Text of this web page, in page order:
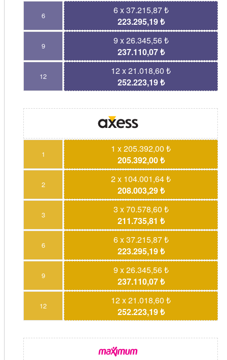
6
6 x 37.215,87 ₺
223.295,19 ₺
9
9 x 26.345,56 ₺
237.110,07 ₺
12
12 x 21.018,60 ₺
252.223,19 ₺
1
1 x 205.392,00 ₺
205.392,00 ₺
2
2 x 104.001,64 ₺
208.003,29 ₺
3
3 x 70.578,60 ₺
211.735,81 ₺
6
6 x 37.215,87 ₺
223.295,19 ₺
9
9 x 26.345,56 ₺
237.110,07 ₺
12
12 x 21.018,60 ₺
252.223,19 ₺